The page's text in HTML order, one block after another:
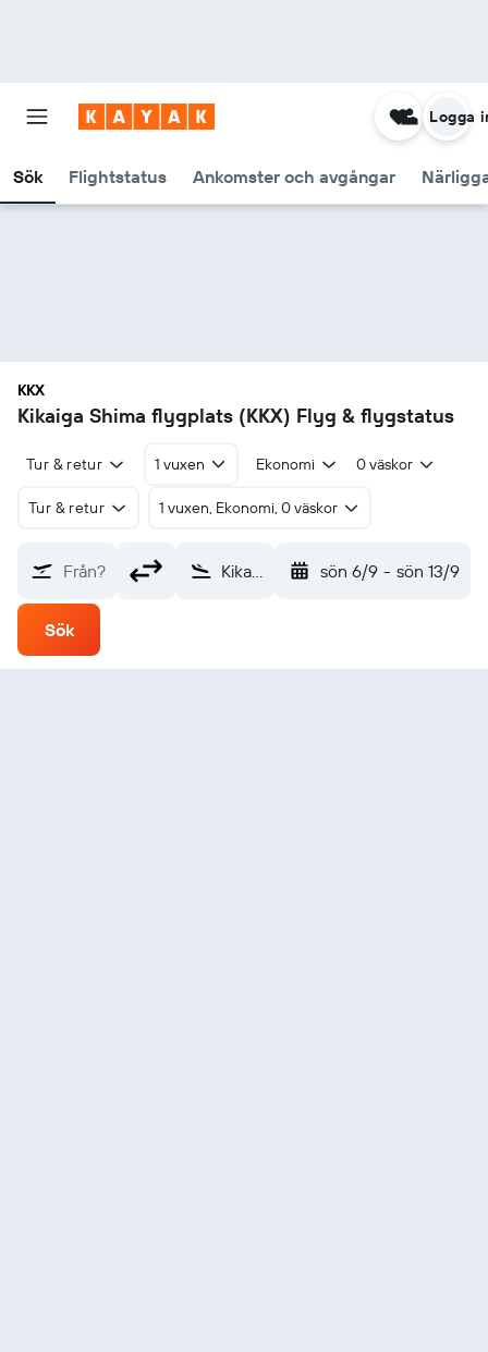
Sök Flightstatus Ankomster och avgångar
Logga
KKX
Kikaiga Shima flygplats (KKX) Flyg & flygstatus
Tur & retur 1 vuxen Ekonomi 0 väskor
Tur & retur 1 vuxen, Ekonomi, 0 väskor
Från? Kikaiga Shima (KKX) sön 6/9 - sön 13/9
Sök